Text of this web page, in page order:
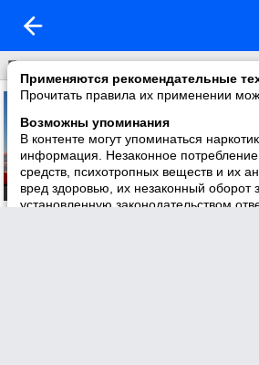
Применяются рекомендательные
Прочитать правила их применении
Возможны упоминания
В контенте могут упоминаться
информация. Незаконное потребление
средств, психотропных веществ и их
вред здоровью, их незаконный оборот
установленную законодательством
Природа